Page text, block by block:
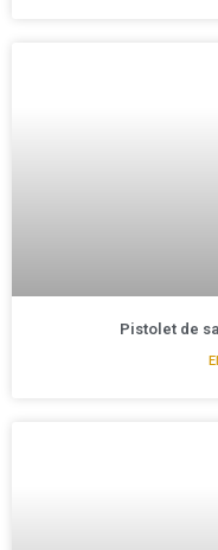
Pistolet de